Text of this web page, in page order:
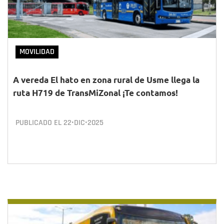
MOVILIDAD
A vereda El hato en zona rural de Usme llega la
ruta H719 de TransMiZonal ¡Te contamos!
PUBLICADO EL 22•DIC•2025